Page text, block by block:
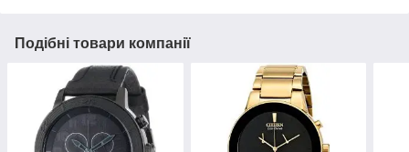
Подібні товари компанії